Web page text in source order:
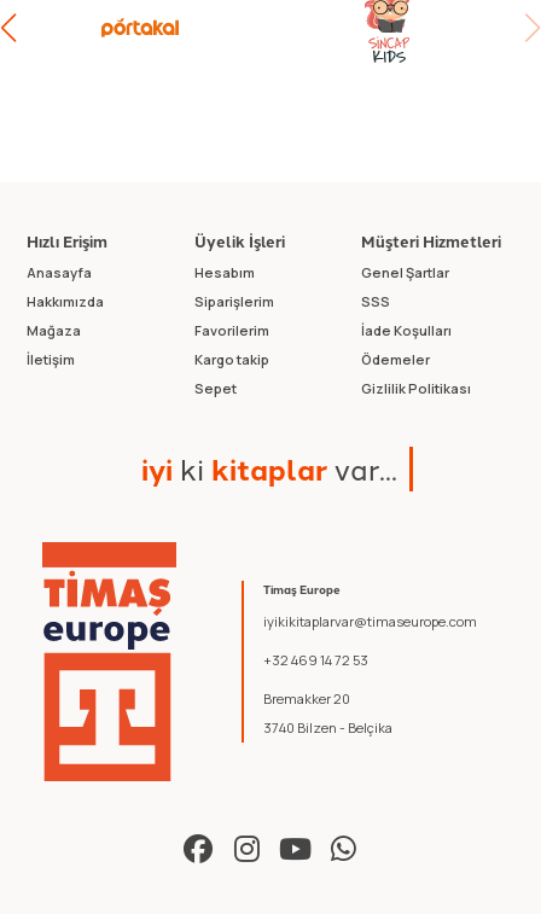
Timaş Europe
iyikikitaplarvar@timaseurope.com
+32 469 14 72 53
Bremakker 20
3740 Bilzen - Belçika
Hızlı Erişim
Anasayfa
Hakkımızda
Mağaza
İletişim
Üyelik İşleri
Hesabım
Siparişlerim
Favorilerim
Kargo takip
Sepet
Müşteri Hizmetleri
Genel Şartlar
SSS
İade Koşulları
Ödemeler
Gizlilik Politikası
iyi ki kitaplarvar...